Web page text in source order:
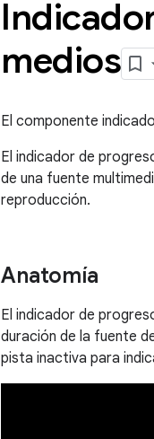
medios
El componente
El indicador de
de una fuente
reproducción.
Anatomía
El indicador de
duración de la fuente
pista inactiva para